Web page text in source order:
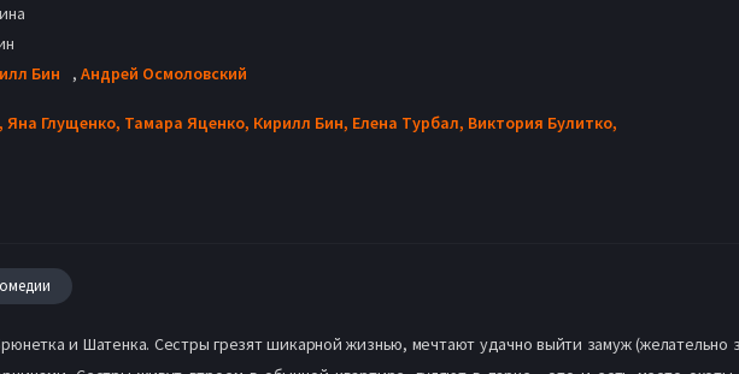
Бин , Андрей Осмоловский
Яна Глущенко, Тамара Яценко, Кирилл Бин, Елена Турбал, Виктория Булитко,
и Шатенка. Сестры грезят шикарной жизнью, мечтают удачно выйти замуж (желательно